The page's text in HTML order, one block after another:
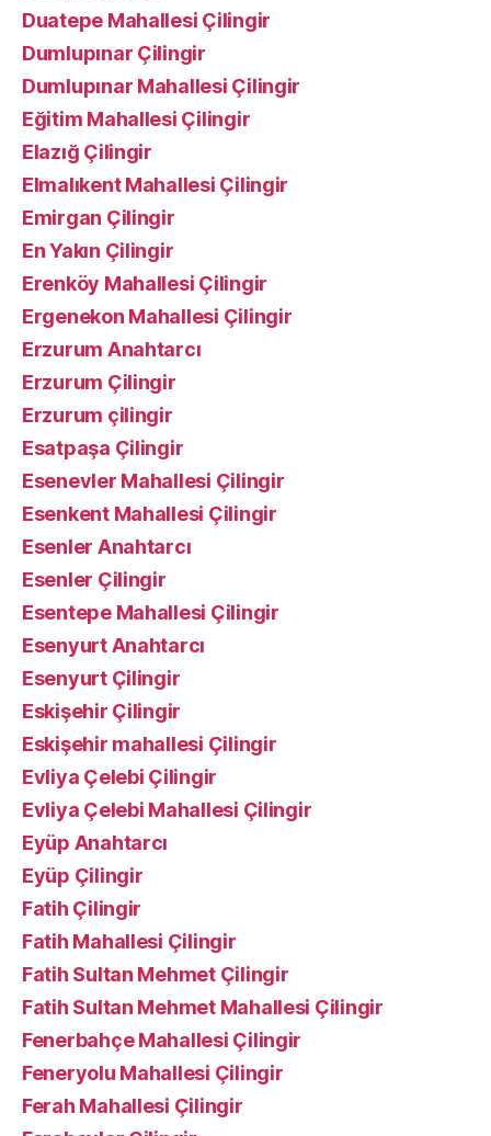
Duatepe Mahallesi Çilingir
Dumlupınar Çilingir
Dumlupınar Mahallesi Çilingir
Eğitim Mahallesi Çilingir
Elazığ Çilingir
Elmalıkent Mahallesi Çilingir
Emirgan Çilingir
En Yakın Çilingir
Erenköy Mahallesi Çilingir
Ergenekon Mahallesi Çilingir
Erzurum Anahtarcı
Erzurum Çilingir
Erzurum çilingir
Esatpaşa Çilingir
Esenevler Mahallesi Çilingir
Esenkent Mahallesi Çilingir
Esenler Anahtarcı
Esenler Çilingir
Esentepe Mahallesi Çilingir
Esenyurt Anahtarcı
Esenyurt Çilingir
Eskişehir Çilingir
Eskişehir mahallesi Çilingir
Evliya Çelebi Çilingir
Evliya Çelebi Mahallesi Çilingir
Eyüp Anahtarcı
Eyüp Çilingir
Fatih Çilingir
Fatih Mahallesi Çilingir
Fatih Sultan Mehmet Çilingir
Fatih Sultan Mehmet Mahallesi Çilingir
Fenerbahçe Mahallesi Çilingir
Feneryolu Mahallesi Çilingir
Ferah Mahallesi Çilingir